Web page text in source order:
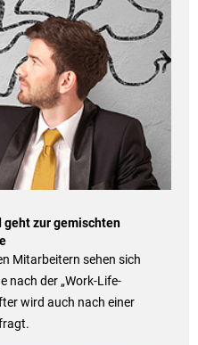
geht zur gemischten
Mitarbeitern sehen sich
nach der „Work-Life-
wird auch nach einer